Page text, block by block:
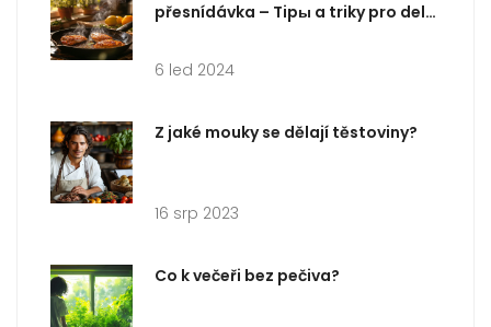
přesnídávka – Tipы a triky pro delší
6 led 2024
Z jaké mouky se dělají těstoviny?
16 srp 2023
Co k večeři bez pečiva?